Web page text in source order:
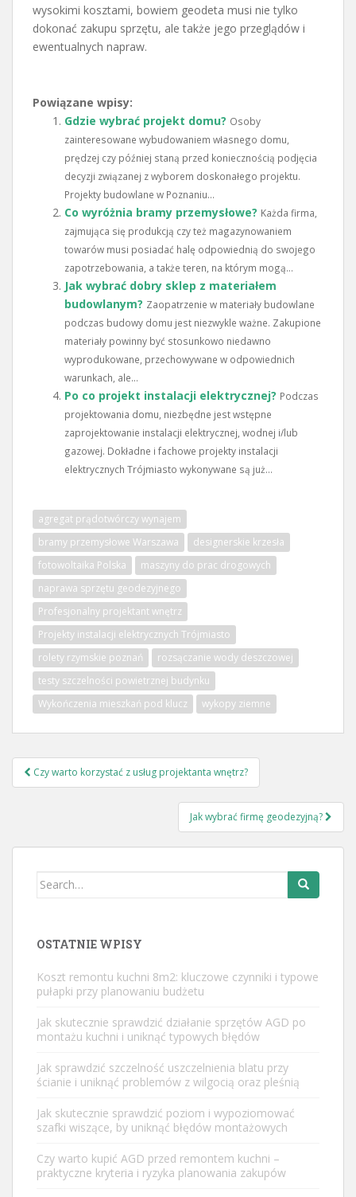
wysokimi kosztami, bowiem geodeta musi nie tylko
dokonać zakupu sprzętu, ale także jego przeglądów i
ewentualnych napraw.
Powiązane wpisy:
Gdzie wybrać projekt domu? Osoby
zainteresowane wybudowaniem własnego domu,
prędzej czy później staną przed koniecznością podjęcia
decyzji związanej z wyborem doskonałego projektu.
Projekty budowlane w Poznaniu...
Co wyróżnia bramy przemysłowe? Każda firma,
zajmująca się produkcją czy też magazynowaniem
towarów musi posiadać halę odpowiednią do swojego
zapotrzebowania, a także teren, na którym mogą...
Jak wybrać dobry sklep z materiałem
budowlanym? Zaopatrzenie w materiały budowlane
podczas budowy domu jest niezwykle ważne. Zakupione
materiały powinny być stosunkowo niedawno
wyprodukowane, przechowywane w odpowiednich
warunkach, ale...
Po co projekt instalacji elektrycznej? Podczas
projektowania domu, niezbędne jest wstępne
zaprojektowanie instalacji elektrycznej, wodnej i/lub
gazowej. Dokładne i fachowe projekty instalacji
elektrycznych Trójmiasto wykonywane są już...
agregat prądotwórczy wynajem
bramy przemysłowe Warszawa
designerskie krzesła
fotowoltaika Polska
maszyny do prac drogowych
naprawa sprzętu geodezyjnego
Profesjonalny projektant wnętrz
Projekty instalacji elektrycznych Trójmiasto
rolety rzymskie poznań
rozsączanie wody deszczowej
testy szczelności powietrznej budynku
Wykończenia mieszkań pod klucz
wykopy ziemne
Nawigacja
wpisu
Czy warto korzystać z usług projektanta wnętrz?
Jak wybrać firmę geodezyjną?
Search
OSTATNIE WPISY
Koszt remontu kuchni 8m2: kluczowe czynniki i typowe
pułapki przy planowaniu budżetu
Jak skutecznie sprawdzić działanie sprzętów AGD po
montażu kuchni i uniknąć typowych błędów
Jak sprawdzić szczelność uszczelnienia blatu przy
ścianie i uniknąć problemów z wilgocią oraz pleśnią
Jak skutecznie sprawdzić poziom i wypoziomować
szafki wiszące, by uniknąć błędów montażowych
Czy warto kupić AGD przed remontem kuchni –
praktyczne kryteria i ryzyka planowania zakupów